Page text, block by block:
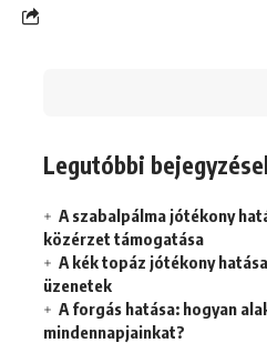
Legutóbbi
A szabalpálma jótékony
közérzet támogatása
A kék topáz jótékony
üzenetek
A forgás hatása: hogyan
mindennapjainkat?